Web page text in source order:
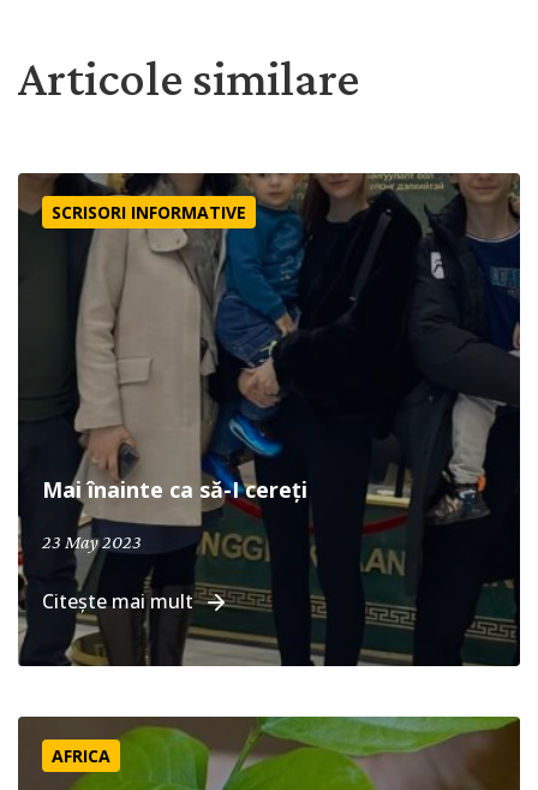
Articole similare
Mai înainte ca să-I cereți
Mai înainte ca să-I cereți
SCRISORI INFORMATIVE
23 May 2023
Citește mai mult
O privire în viața noastră “din pustietate”
AFRICA